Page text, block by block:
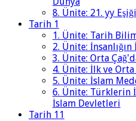
8. Ünite: 21. yy
Tarih 1
1. Ünite: Tarih
2. Ünite:
3. Ünite: Orta
4. Ünite: İlk ve
5. Ünite: İslam
6. Ünite: Türklerin
İslam Devletleri
Tarih 11